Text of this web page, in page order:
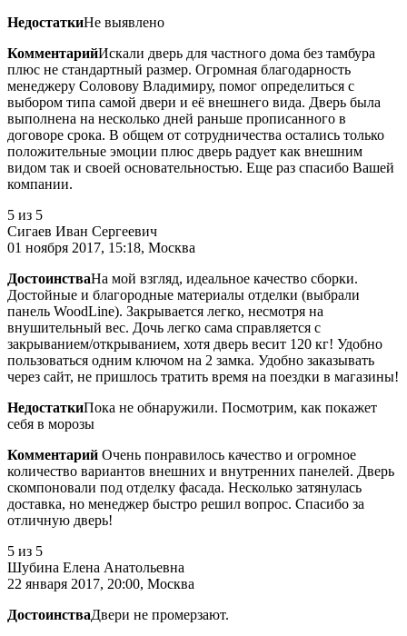
НедостаткиНе выявлено
КомментарийИскали дверь для частного дома без тамбура
плюс не стандартный размер. Огромная благодарность
менеджеру Соловову Владимиру, помог определиться с
выбором типа самой двери и её внешнего вида. Дверь была
выполнена на несколько дней раньше прописанного в
договоре срока. В общем от сотрудничества остались только
положительные эмоции плюс дверь радует как внешним
видом так и своей основательностью. Еще раз спасибо Вашей
компании.
5 из 5
Сигаев Иван Сергеевич
01 ноября 2017, 15:18, Москва
ДостоинстваНа мой взгляд, идеальное качество сборки.
Достойные и благородные материалы отделки (выбрали
панель WoodLine). Закрывается легко, несмотря на
внушительный вес. Дочь легко сама справляется с
закрыванием/открыванием, хотя дверь весит 120 кг! Удобно
пользоваться одним ключом на 2 замка. Удобно заказывать
через сайт, не пришлось тратить время на поездки в магазины!
НедостаткиПока не обнаружили. Посмотрим, как покажет
себя в морозы
Комментарий Очень понравилось качество и огромное
количество вариантов внешних и внутренних панелей. Дверь
скомпоновали под отделку фасада. Несколько затянулась
доставка, но менеджер быстро решил вопрос. Спасибо за
отличную дверь!
5 из 5
Шубина Елена Анатольевна
22 января 2017, 20:00, Москва
ДостоинстваДвери не промерзают.